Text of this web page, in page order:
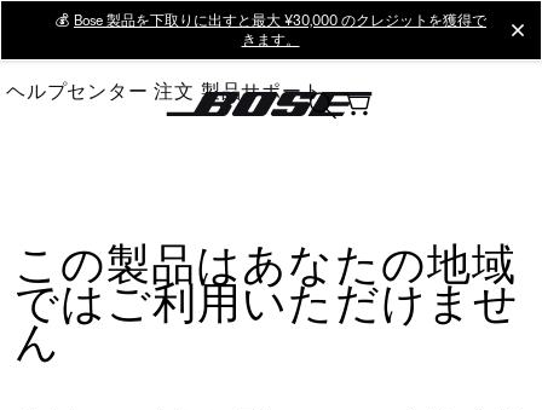
Main
💰 Bose 製品を下取りに出すと最大 ¥30,000 のクレジットを獲得で
きます。
ヘルプセンター 注文 製品サポート
この製品はあなたの地域
ではご利用いただけませ
ん